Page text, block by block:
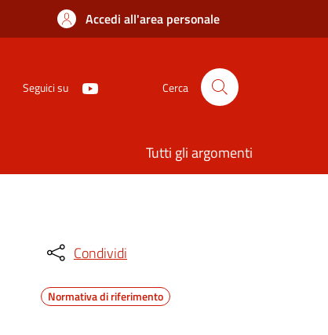
Accedi all'area personale
Seguici su Cerca
Tutti gli argomenti
Condividi
Normativa di riferimento